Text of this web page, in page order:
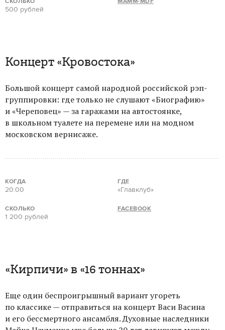
500 рублей
Концерт «Кровостока»
Большой концерт самой народной российской рэп-
группировки: где только не слушают «Биографию»
и «Череповец» — за гаражами на автостоянке,
в школьном туалете на перемене или на модном
московском вернисаже.
КОГДА
20:00
ГДЕ
«Главклуб»
СКОЛЬКО
1 200 рублей
FACEBOOK
«Кирпичи» в «16 тоннах»
Еще один беспроигрышный вариант угореть
по классике — отправиться на концерт Васи Васина
и его бессмертного ансамбля. Духовные наследники